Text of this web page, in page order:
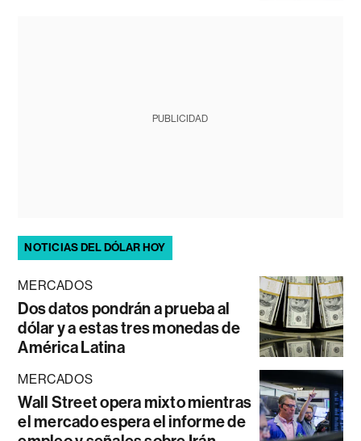
PUBLICIDAD
NOTICIAS DEL DÓLAR HOY
MERCADOS
Dos datos pondrán a prueba al
dólar y a estas tres monedas de
América Latina
MERCADOS
Wall Street opera mixto mientras
el mercado espera el informe de